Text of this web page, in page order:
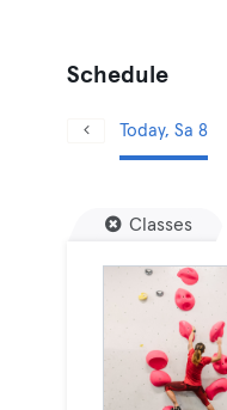
Schedule
Today, Sa 8
Classes